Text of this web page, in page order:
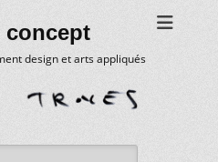
concept
design et arts appliqués